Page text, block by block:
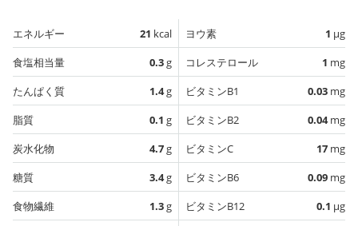
エネルギー 21 kcal
食塩相当量
0.3g
たんぱく質
1.4g
脂質
0.1 g
炭水化物
4.7g
糖質
3.4g
食物繊維
1.3g
ヨウ素 1 µg
コレステロール
1 mg
ビタミンB1
0.03 mg
ビタミンB2
0.04mg
ビタミンC
17 mg
ビタミンB6
0.09 mg
ビタミンB12
0.1 µg